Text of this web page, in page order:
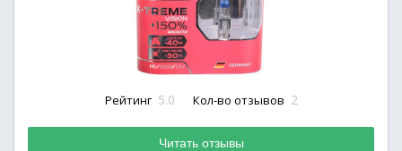
Рейтинг 5.0 Кол-во отзывов 2
Читать отзывы